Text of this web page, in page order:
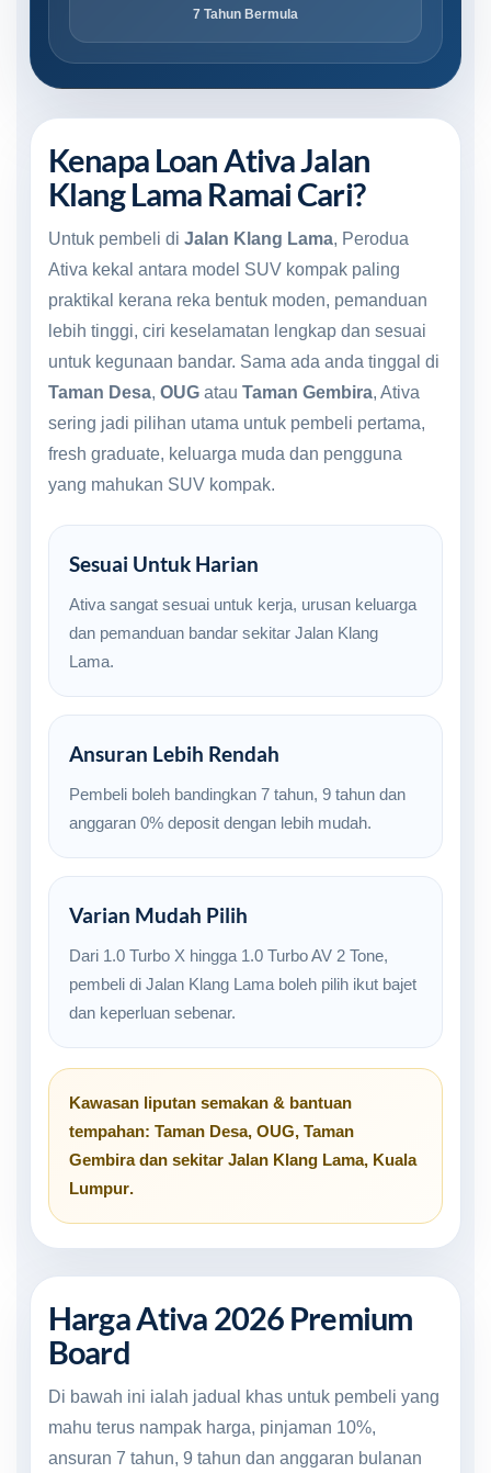
7 Tahun Bermula
Kenapa Loan Ativa Jalan
Klang Lama Ramai Cari?
Untuk pembeli di Jalan Klang Lama, Perodua
Ativa kekal antara model SUV kompak paling
praktikal kerana reka bentuk moden, pemanduan
lebih tinggi, ciri keselamatan lengkap dan sesuai
untuk kegunaan bandar. Sama ada anda tinggal di
Taman Desa, OUG atau Taman Gembira, Ativa
sering jadi pilihan utama untuk pembeli pertama,
fresh graduate, keluarga muda dan pengguna
yang mahukan SUV kompak.
Sesuai Untuk Harian
Ativa sangat sesuai untuk kerja, urusan keluarga
dan pemanduan bandar sekitar Jalan Klang
Lama.
Ansuran Lebih Rendah
Pembeli boleh bandingkan 7 tahun, 9 tahun dan
anggaran 0% deposit dengan lebih mudah.
Varian Mudah Pilih
Dari 1.0 Turbo X hingga 1.0 Turbo AV 2 Tone,
pembeli di Jalan Klang Lama boleh pilih ikut bajet
dan keperluan sebenar.
Kawasan liputan semakan & bantuan
tempahan: Taman Desa, OUG, Taman
Gembiradan sekitar Jalan Klang Lama, Kuala
Lumpur.
Harga Ativa 2026 Premium
Board
Di bawah ini ialah jadual khas untuk pembeli yang
mahu terus nampak harga, pinjaman 10%,
ansuran 7 tahun, 9 tahun dan anggaran bulanan